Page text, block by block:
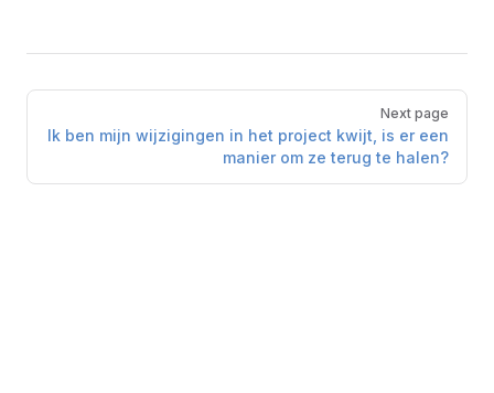
Pager
Next page
Ik ben mijn wijzigingen in het project kwijt, is er een
manier om ze terug te halen?